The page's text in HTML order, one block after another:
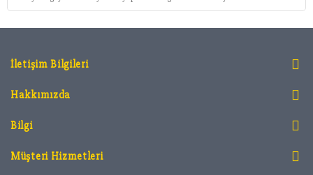
İletişim Bilgileri
Hakkımızda
Bilgi
Müşteri Hizmetleri